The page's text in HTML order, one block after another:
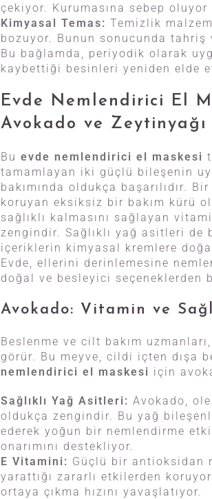
çekiyor. Kurumasına sebep
Kimyasal Temas: Temizlik
bozuyor. Bunun sonucunda tahriş
Bu bağlamda, periyodik olarak
kaybettiği besinleri yeniden elde
Evde Nemlendirici El
Avokado ve Zeytinyağı
Bu evde nemlendirici el maskesi
tamamlayan iki güçlü bileşenin
bakımında oldukça başarılıdır.
koruyan eksiksiz bir bakım kürü
sağlıklı kalmasını sağlayan
zengindir. Sağlıklı yağ asitleri de
içeriklerin kimyasal kremlere
Evde, ellerini derinlemesine
doğal ve besleyici seçeneklerden
Avokado: Vitamin ve
Beslenme ve cilt bakım
görür. Bu meyve, cildi içten dışa
nemlendirici el maskesi için
Sağlıklı Yağ Asitleri: Avokado,
oldukça zengindir. Bu yağ
ederek yoğun bir nemlendirme
onarımını destekliyor.
E Vitamini: Güçlü bir antioksidan
yarattığı zararlı etkilerden
ortaya çıkma hızını yavaşlatıyor.